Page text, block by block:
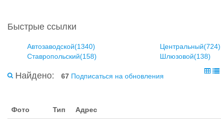
Быстрые ссылки
Автозаводской(1340)
Центральный(724)
Ставропольский(158)
Шлюзовой(138)
Найдено: 67 Подписаться на обновления
Фото Тип Адрес